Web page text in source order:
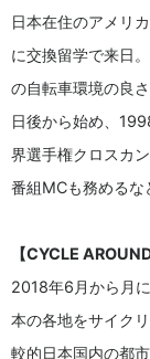
日本在住のアメリ
に交換留学で来日
の自転車環境の良
日後から始め、
界選手権クロスカ
番組MCも務めるな
【CYCLE
2018年6月から月
本の各地をサイク
較的日本国内の都